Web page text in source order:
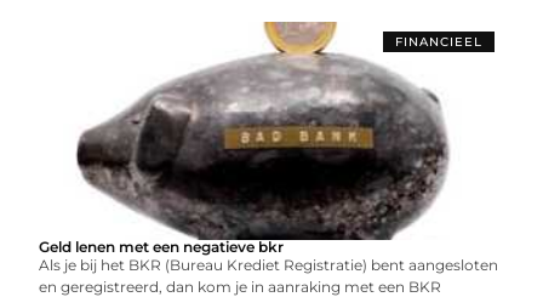
FINANCIEEL
Geld lenen met een negatieve bkr
Als je bij het BKR (Bureau Krediet Registratie) bent aangesloten
en geregistreerd, dan kom je in aanraking met een BKR